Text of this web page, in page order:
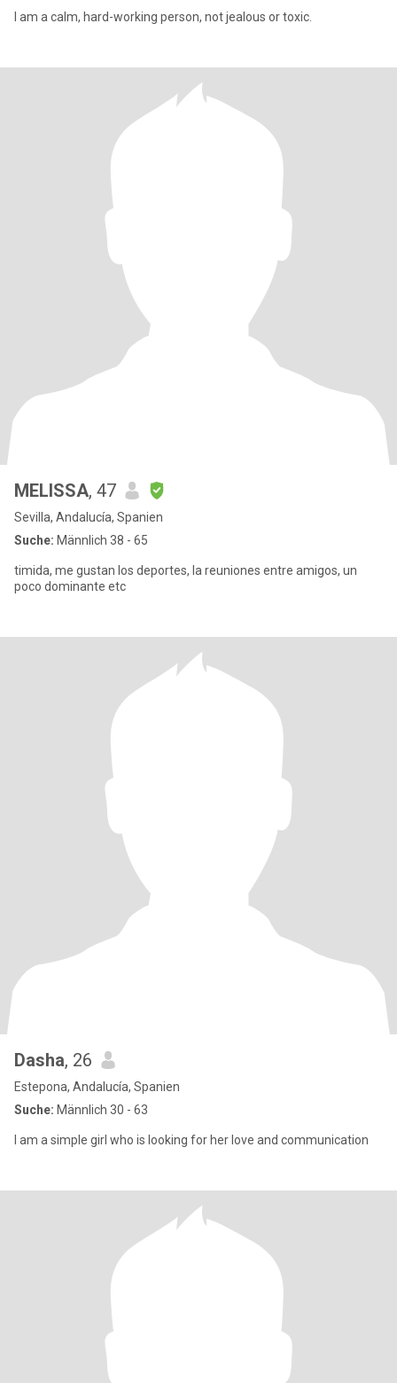
I am a calm, hard-working person, not jealous or toxic.
MELISSA, 47
Sevilla, Andalucía, Spanien
Suche: Männlich 38 - 65
timida, me gustan los deportes, la reuniones entre amigos, un
poco dominante etc
Dasha, 26
Estepona, Andalucía, Spanien
Suche: Männlich 30 - 63
I am a simple girl who is looking for her love and communication